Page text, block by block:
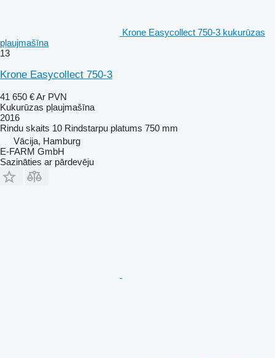
Krone Easycollect 750-3 kukurūzas
pļaujmašīna
13
Krone Easycollect 750-3
41 650 €Ar PVN
Kukurūzas pļaujmašīna
2016
Rindu skaits 10 Rindstarpu platums 750 mm
Vācija, Hamburg
E-FARM GmbH
Sazināties ar pārdevēju